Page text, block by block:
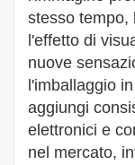
stesso tempo,
l'effetto di
nuove
l'imballaggio
aggiungi
elettronici e
nel mercato,